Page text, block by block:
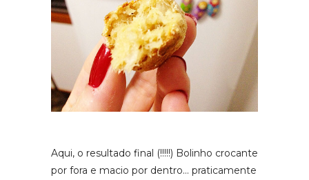
Aqui, o resultado final (!!!!!) Bolinho crocante
por fora e macio por dentro… praticamente